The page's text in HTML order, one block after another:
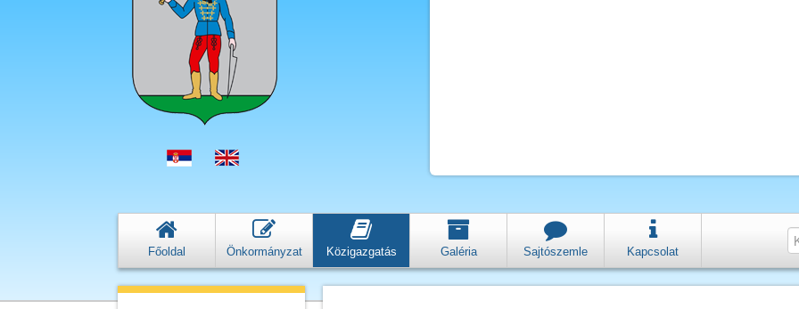
Főoldal Önkormányzat Közigazgatás Galéria Sajtószemle Kapcsolat